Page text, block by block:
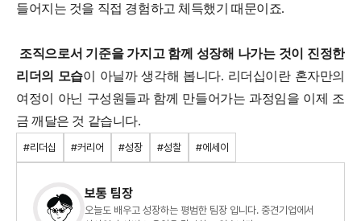
들어지는 것을 직접 경험하고 체득했기 때문이죠.
조직으로서 기준을 가지고 함께 성장해 나가는 것이 진정한
리더의 모습이 아닐까 생각해 봅니다. 리더십이란 혼자만의
여정이 아닌 구성원들과 함께 만들어가는 과정임을 이제 조
금 깨달은 것 같습니다.
#리더십 #커리어 #성장 #성찰 #에세이
보통 팀장
오늘도 배우고 성장하는 평범한 팀장 입니다. 중견기업에서